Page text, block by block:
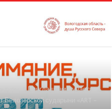
Приглашаем к участию
Белозерской сударыни «ART –